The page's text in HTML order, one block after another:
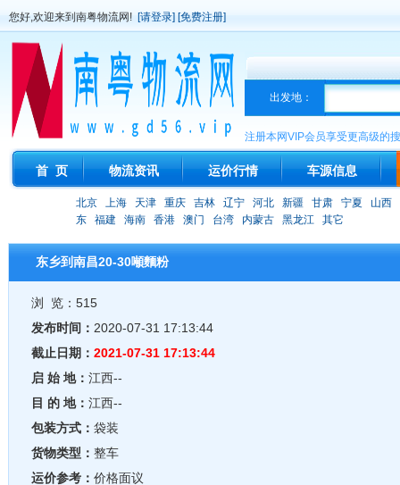
您好,欢迎来到南粤物流网! [请登录] [免费注册]
出发地：
注册本网VIP会员享受更高级的
首 页 物流资讯 运价行情 车源信息
北京 上海 天津 重庆 吉林 辽宁 河北 新疆 甘肃 宁夏
山西
东
福建 海南 香港 澳门 台湾 内蒙古 黑龙江 其它
东乡到南昌20-30噸麵粉
浏 览：515
发布时间： 2020-07-31 17:13:44
截止日期： 2021-07-31 17:13:44
启 始 地： 江西--
目 的 地： 江西--
包装方式： 袋装
货物类型： 整车
运价参考： 价格面议